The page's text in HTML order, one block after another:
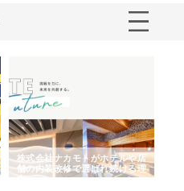
株式会社ナカモトがホテルや店
舗の内装改修で選ばれ続ける理
由